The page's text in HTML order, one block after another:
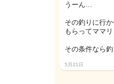
うーん…
その釣りに行
もらってママ
その条件なら釣
5月21日